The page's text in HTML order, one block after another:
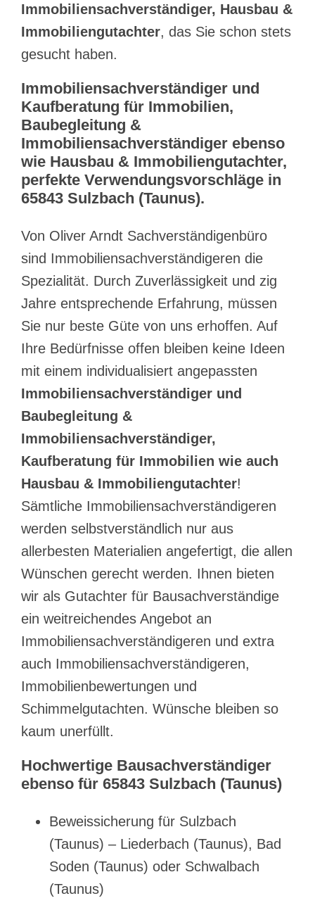
Immobiliensachverständiger, Hausbau &
Immobiliengutachter, das Sie schon stets
gesucht haben.
Immobiliensachverständiger und
Kaufberatung für Immobilien,
Baubegleitung &
Immobiliensachverständiger ebenso
wie Hausbau & Immobiliengutachter,
perfekte Verwendungsvorschläge in
65843 Sulzbach (Taunus).
Von Oliver Arndt Sachverständigenbüro
sind Immobiliensachverständigeren die
Spezialität. Durch Zuverlässigkeit und zig
Jahre entsprechende Erfahrung, müssen
Sie nur beste Güte von uns erhoffen. Auf
Ihre Bedürfnisse offen bleiben keine Ideen
mit einem individualisiert angepassten
Immobiliensachverständiger und
Baubegleitung &
Immobiliensachverständiger,
Kaufberatung für Immobilien wie auch
Hausbau & Immobiliengutachter!
Sämtliche Immobiliensachverständigeren
werden selbstverständlich nur aus
allerbesten Materialien angefertigt, die allen
Wünschen gerecht werden. Ihnen bieten
wir als Gutachter für Bausachverständige
ein weitreichendes Angebot an
Immobiliensachverständigeren und extra
auch Immobiliensachverständigeren,
Immobilienbewertungen und
Schimmelgutachten. Wünsche bleiben so
kaum unerfüllt.
Hochwertige Bausachverständiger
ebenso für 65843 Sulzbach (Taunus)
Beweissicherung für Sulzbach
(Taunus) – Liederbach (Taunus), Bad
Soden (Taunus) oder Schwalbach
(Taunus)